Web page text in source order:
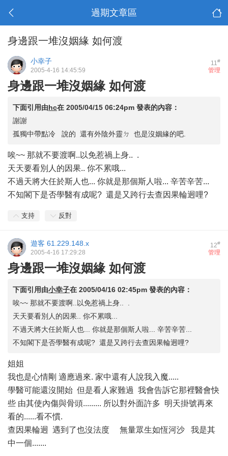
過期文章區
身邊跟一堆沒姻緣 如何渡
11#
小幸子
管理
2005-4-16 14:45:59
身邊跟一堆沒姻緣 如何渡
下面引用由hc在 2005/04/15 06:24pm 發表的內容：
謝謝
孤獨中帶點冷 說的 還有外陰外靈ㄉ 也是沒姻緣的吧.
唉~~ 那就不要渡啊..以免惹禍上身.. .
天天要看別人的因果.. 你不累哦...
不過天將大任於斯人也... 你就是那個斯人啦... 辛苦辛苦...
不知閣下是否學醫有成呢? 還是又跨行去查因果輪迥哩?
支持 反對
12#
遊客 61.229.148.x
管理
2005-4-16 17:29:28
身邊跟一堆沒姻緣 如何渡
下面引用由小幸子在 2005/04/16 02:45pm 發表的內容：
唉~~ 那就不要渡啊..以免惹禍上身.. .
天天要看別人的因果.. 你不累哦...
不過天將大任於斯人也... 你就是那個斯人啦... 辛苦辛苦...
不知閣下是否學醫有成呢? 還是又跨行去查因果輪迥哩?
姐姐
我也是心情剛 適應過來. 家中還有人說我入魔.....
學醫可能還沒開始 但是看人家難過 我會告訴它那裡醫會快
些 由其使內傷與骨頭......... 所以對外面許多 明天掛號再來
看的......看不慣.
查因果輪迥 遇到了也沒法度 無量眾生如恆河沙 我是其
中一個.......